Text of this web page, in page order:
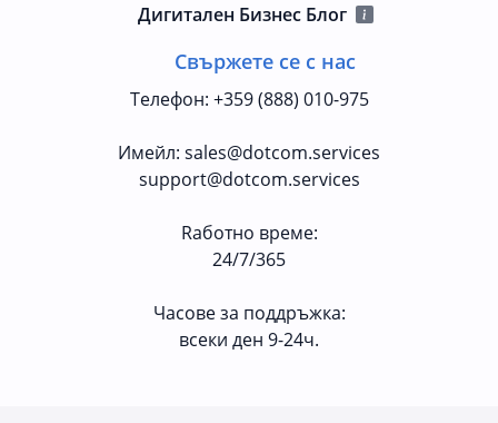
Дигитален Бизнес Блог
Свържете се с нас
Телефон: +359 (888) 010-975
Имейл: sales@dotcom.services
support@dotcom.services
Rаботно време:
24/7/365
Часове за поддръжка:
всеки ден 9-24ч.